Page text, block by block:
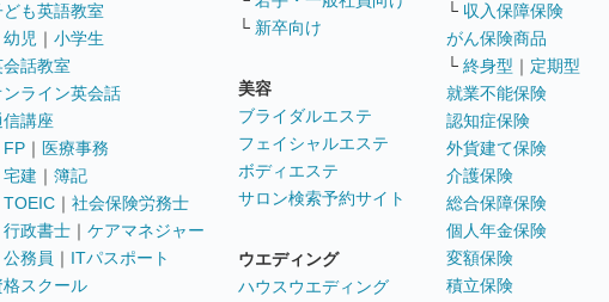
ども英語教室
幼児 ｜ 小学生
会話教室
ンライン英会話
信講座
FP ｜ 医療事務
宅建 ｜ 簿記
TOEIC ｜ 社会保険労務士
行政書士 ｜ ケアマネジャー
公務員 ｜ ITパスポート
格スクール
└ 新卒向け
美容
ブライダルエステ
フェイシャルエステ
ボディエステ
サロン検索予約サイト
ウエディング
ハウスウエディング
└ 収入保障保険
がん保険商品
└ 終身型 ｜ 定期型
就業不能保険
認知症保険
外貨建て保険
介護保険
総合保障保険
個人年金保険
変額保険
積立保険